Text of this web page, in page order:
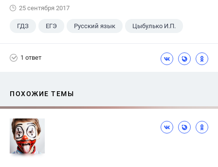
25 сентября 2017
ГДЗ ЕГЭ Русский язык Цыбулько И.П.
1 ответ
ПОХОЖИЕ ТЕМЫ